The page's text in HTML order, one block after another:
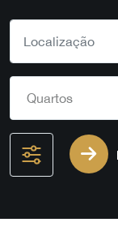
Quartos